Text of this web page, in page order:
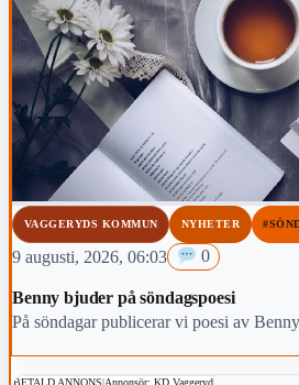
VAGGERYDS KOMMUN NYHETER
9 augusti, 2026, 06:03 0
Benny bjuder på söndagspoesi
På söndagar publicerar vi poesi av
BETALD ANNONS|Annonsör: KD Vaggeryd